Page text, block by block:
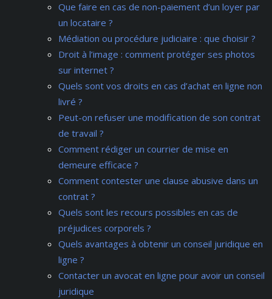
Que faire en cas de non-paiement d’un loyer par
un locataire ?
Médiation ou procédure judiciaire : que choisir ?
Droit à l’image : comment protéger ses photos
sur internet ?
Quels sont vos droits en cas d’achat en ligne non
livré ?
Peut-on refuser une modification de son contrat
de travail ?
Comment rédiger un courrier de mise en
demeure efficace ?
Comment contester une clause abusive dans un
contrat ?
Quels sont les recours possibles en cas de
préjudices corporels ?
Quels avantages à obtenir un conseil juridique en
ligne ?
Contacter un avocat en ligne pour avoir un conseil
juridique